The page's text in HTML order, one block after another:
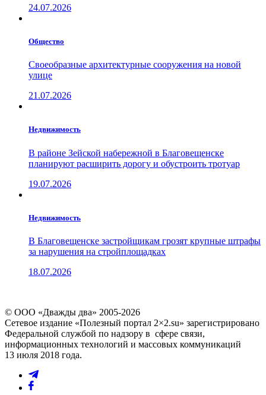
24.07.2026
Общество
Своеобразные архитектурные сооружения на новой
улице
21.07.2026
Недвижимость
В районе Зейской набережной в Благовещенске
планируют расширить дорогу и обустроить тротуар
19.07.2026
Недвижимость
В Благовещенске застройщикам грозят крупные штрафы
за нарушения на стройплощадках
18.07.2026
© ООО «Дважды два» 2005-2026
Сетевое издание «Полезный портал 2×2.su» зарегистрировано
Федеральной службой по надзору в сфере связи,
информационных технологий и массовых коммуникаций
13 июля 2018 года.